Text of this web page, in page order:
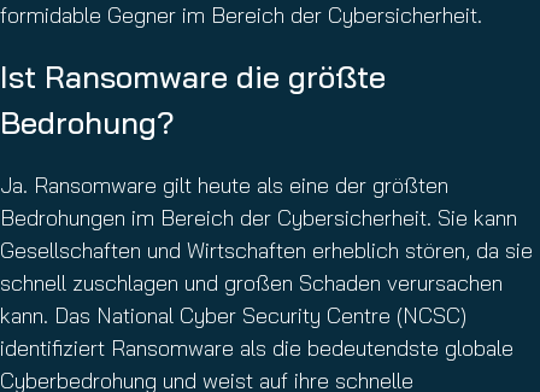
formidable Gegner im Bereich der Cybersicherheit.
Ist Ransomware die größte
Bedrohung?
Ja. Ransomware gilt heute als eine der größten
Bedrohungen im Bereich der Cybersicherheit. Sie kann
Gesellschaften und Wirtschaften erheblich stören, da sie
schnell zuschlagen und großen Schaden verursachen
kann. Das National Cyber Security Centre (NCSC)
identifiziert Ransomware als die bedeutendste globale
Cyberbedrohung und weist auf ihre schnelle